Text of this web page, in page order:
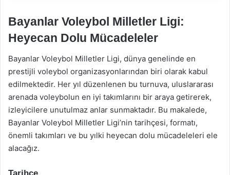
Bayanlar Voleybol Milletler Ligi:
Heyecan Dolu Mücadeleler
Bayanlar Voleybol Milletler Ligi, dünya genelinde en
prestijli voleybol organizasyonlarından biri olarak kabul
edilmektedir. Her yıl düzenlenen bu turnuva, uluslararası
arenada voleybolun en iyi takımlarını bir araya getirerek,
izleyicilere unutulmaz anlar sunmaktadır. Bu makalede,
Bayanlar Voleybol Milletler Ligi’nin tarihçesi, formatı,
önemli takımları ve bu yılki heyecan dolu mücadeleleri ele
alacağız.
Tarihçe